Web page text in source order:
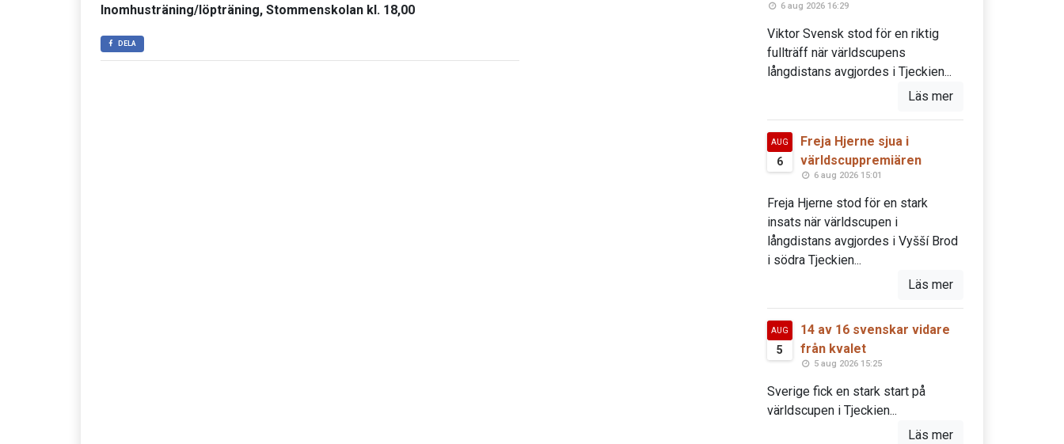
Inomhusträning/löpträning, Stommenskolan kl. 18,00
DELA
6 aug 2026 16:29
Viktor Svensk stod för en riktig
fullträff när världscupens
långdistans avgjordes i Tjeckien...
Läs mer
AUG
6
Freja Hjerne sjua i
världscuppremiären
6 aug 2026 15:01
Freja Hjerne stod för en stark
insats när världscupen i
långdistans avgjordes i Vyšší Brod
i södra Tjeckien...
Läs mer
AUG
5
14 av 16 svenskar vidare
från kvalet
5 aug 2026 15:25
Sverige fick en stark start på
världscupen i Tjeckien...
Läs mer